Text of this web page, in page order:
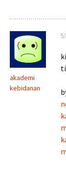
akademi
kebidanan